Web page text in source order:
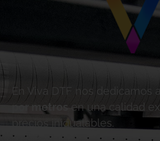
En Viva DTF nos dedicamos
por metros
en una calidad
precios inigualables.